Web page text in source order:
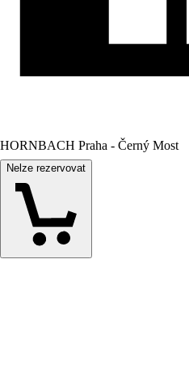
HORNBACH Praha - Černý Most
Nelze rezervovat